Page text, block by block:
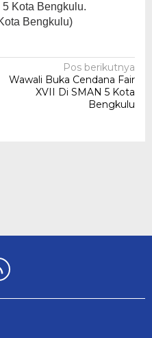
Kota Bengkulu.
Bengkulu)
Pos berikutnya
Wawali Buka Cendana Fair
XVII Di SMAN 5 Kota
Bengkulu